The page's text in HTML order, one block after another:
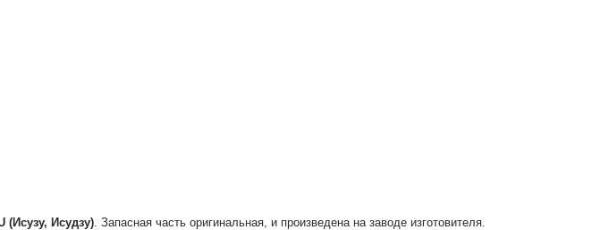
(Исузу, Исудзу). Запасная часть оригинальная, и произведена на заводе изготовителя.